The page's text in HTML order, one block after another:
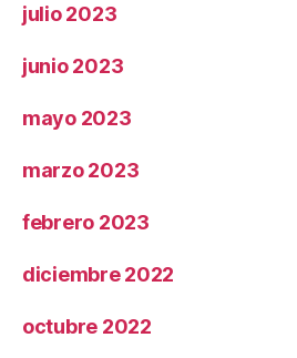
julio 2023
junio 2023
mayo 2023
marzo 2023
febrero 2023
diciembre 2022
octubre 2022